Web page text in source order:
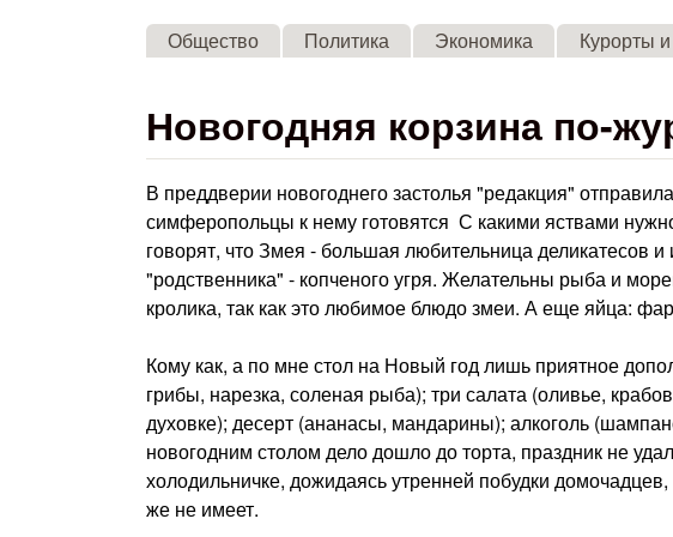
Общество Политика Экономика Курорты
Новогодняя корзина по-
В преддверии новогоднего застолья "редакция"
симферопольцы к нему готовятся С какими яствами
говорят, что Змея - большая любительница деликатесов
"родственника" - копченого угря. Желательны рыба и
кролика, так как это любимое блюдо змеи. А еще яйца:
Кому как, а по мне стол на Новый год лишь приятное
грибы, нарезка, соленая рыба); три салата (оливье,
духовке); десерт (ананасы, мандарины); алкоголь
новогодним столом дело дошло до торта, праздник не
холодильничке, дожидаясь утренней побудки
же не имеет.